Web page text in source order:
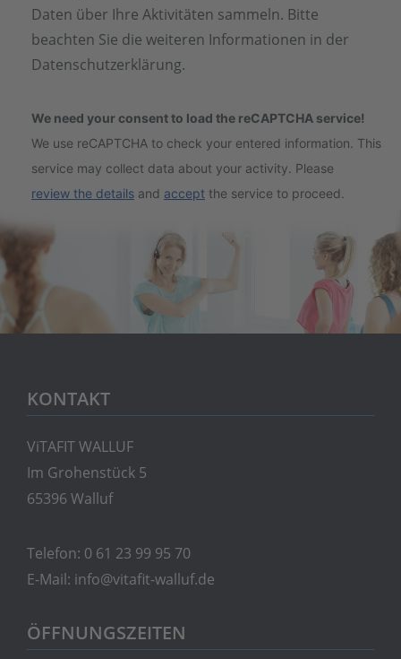
Daten über Ihre Aktivitäten sammeln. Bitte
beachten Sie die weiteren Informationen in der
Datenschutzerklärung.
We need your consent to load the reCAPTCHA service!
We use reCAPTCHA to check your entered information. This
service may collect data about your activity. Please
review the details and accept the service to proceed.
KONTAKT
ViTAFIT WALLUF
Im Grohenstück 5
65396 Walluf
Telefon: 0 61 23 99 95 70
E-Mail: info@vitafit-walluf.de
ÖFFNUNGSZEITEN